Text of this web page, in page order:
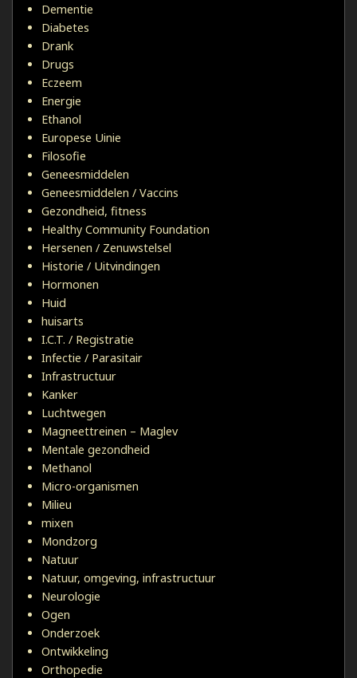
Dementie
Diabetes
Drank
Drugs
Eczeem
Energie
Ethanol
Europese Uinie
Filosofie
Geneesmiddelen
Geneesmiddelen / Vaccins
Gezondheid, fitness
Healthy Community Foundation
Hersenen / Zenuwstelsel
Historie / Uitvindingen
Hormonen
Huid
huisarts
I.C.T. / Registratie
Infectie / Parasitair
Infrastructuur
Kanker
Luchtwegen
Magneettreinen – Maglev
Mentale gezondheid
Methanol
Micro-organismen
Milieu
mixen
Mondzorg
Natuur
Natuur, omgeving, infrastructuur
Neurologie
Ogen
Onderzoek
Ontwikkeling
Orthopedie